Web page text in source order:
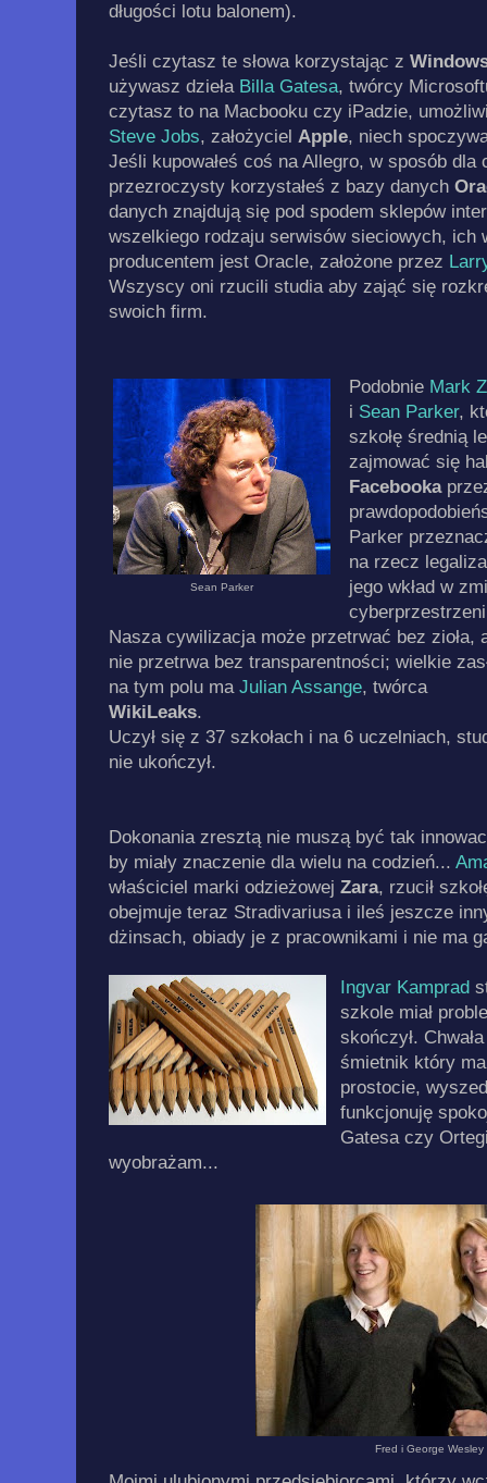
długości lotu balonem).
Jeśli czytasz te słowa korzystając z
używasz dzieła Billa Gatesa, twórcy
czytasz to na Macbooku czy iPadzie,
Steve Jobs, założyciel Apple, niech
Jeśli kupowałeś coś na Allegro, w sposób dla
przezroczysty korzystałeś z bazy danych
danych znajdują się pod spodem sklepów
wszelkiego rodzaju serwisów sieciowych, ich
producentem jest Oracle, założone przez
Wszyscy oni rzucili studia aby zająć się
swoich firm.
Sean Parker
Podobnie Mark
i Sean Parker,
szkołę średnią
zajmować się
Facebooka
Parker
na rzecz
jego wkład w
Nasza cywilizacja może przetrwać bez zioła,
nie przetrwa bez transparentności; wielkie
na tym polu ma Julian Assange, twórca
WikiLeaks.
Uczył się z 37 szkołach i na 6 uczelniach,
nie ukończył.
Dokonania zresztą nie muszą być tak
by miały znaczenie dla wielu na codzień...
właściciel marki odzieżowej Zara, rzucił
obejmuje teraz Stradivariusa i ileś jeszcze
dżinsach, obiady je z pracownikami i nie ma
Ingvar Kamprad
szkole miał
skończył.
śmietnik który
prostocie,
funkcjonuję
Gatesa czy
wyobrażam...
Fred i George Wesley